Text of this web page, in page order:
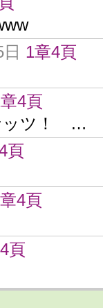
1章4頁
4頁
ツ！ …
頁
4頁
頁